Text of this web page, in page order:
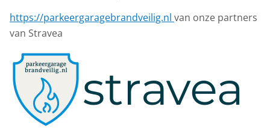
https://parkeergaragebrandveilig.nl van onze partners
van Stravea